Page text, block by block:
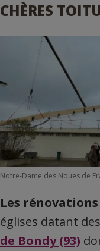
CHÈRES
Notre-Dame des Noues de
Les
églises datant
de Bondy (93)